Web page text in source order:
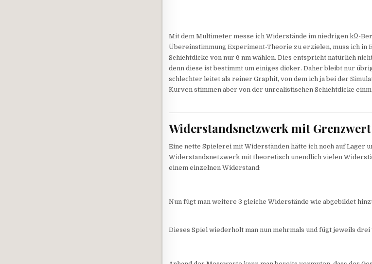
Mit dem Multimeter messe ich Widerstände im niedrigen kΩ-
Übereinstimmung Experiment-Theorie zu erzielen, muss ich in
Schichtdicke von nur 6 nm wählen. Dies entspricht natürlich
denn diese ist bestimmt um einiges dicker. Daher bleibt nur
schlechter leitet als reiner Graphit, von dem ich ja bei der
Kurven stimmen aber von der unrealistischen Schichtdicke
Widerstandsnetzwerk mit Grenzwert
Eine nette Spielerei mit Widerständen hätte ich noch auf Lager
Widerstandsnetzwerk mit theoretisch unendlich vielen
einem einzelnen Widerstand:
Nun fügt man weitere 3 gleiche Widerstände wie abgebildet
Dieses Spiel wiederholt man nun mehrmals und fügt jeweils